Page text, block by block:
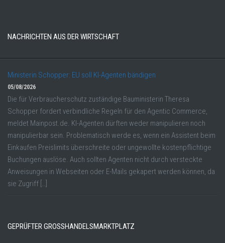
NACHRICHTEN AUS DER WIRTSCHAFT
Ministerin Schopper: EU soll KI-Agenten bändigen
05/08/2026
Die für Verbraucherschutz zuständige Bauministerin Theresa
Schopper fordert verbindliche Regeln für den Agentic Commerce,
meldet Mainpost.de. KI-Agenten dürften weder manipulieren noch
manipulierbar sein. Problematisch werde es, wenn ein Assistent beim
Einkaufen Preislimits überschreite oder ungewollte kostenpflichtige
Buchungen auslöse. Auch sollten Agenten nicht durch versteckte
Anweisungen in Webseiten oder E-Mails gekapert werden können, da
sie Zugriff […]
GEPRÜFTER GROSSHANDELSMARKTPLATZ